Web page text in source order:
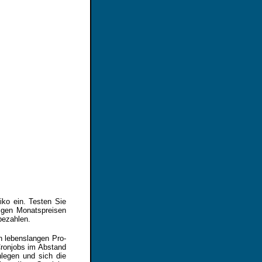
ein. Testen Sie
Monatspreisen
lebenslangen Pro-
im Abstand
und sich die